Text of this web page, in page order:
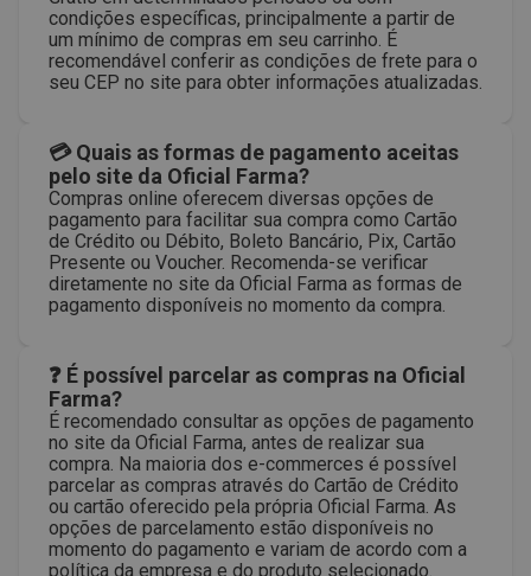
condições específicas, principalmente a partir de
um mínimo de compras em seu carrinho. É
recomendável conferir as condições de frete para o
seu CEP no site para obter informações atualizadas.
💳 Quais as formas de pagamento aceitas
pelo site da Oficial Farma?
Compras online oferecem diversas opções de
pagamento para facilitar sua compra como Cartão
de Crédito ou Débito, Boleto Bancário, Pix, Cartão
Presente ou Voucher. Recomenda-se verificar
diretamente no site da Oficial Farma as formas de
pagamento disponíveis no momento da compra.
❓ É possível parcelar as compras na Oficial
Farma?
É recomendado consultar as opções de pagamento
no site da Oficial Farma, antes de realizar sua
compra. Na maioria dos e-commerces é possível
parcelar as compras através do Cartão de Crédito
ou cartão oferecido pela própria Oficial Farma. As
opções de parcelamento estão disponíveis no
momento do pagamento e variam de acordo com a
política da empresa e do produto selecionado.